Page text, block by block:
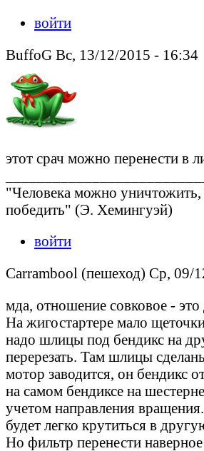
войти
BuffoG Вс, 13/12/2015 - 16:34
этот срач можно перенести в
"Человека можно уничтожить,
победить" (Э. Хемингуэй)
войти
Carrambool (пешеход) Ср, 09/
мда, отношение совковое - это
На жигостартере мало
надо шлицы под бендикс на
перерезать. Там шлицы
мотор заводится, он бендикс
на самом бендиксе на
учетом направления
будет легко крутиться в
Но фильтр перенести